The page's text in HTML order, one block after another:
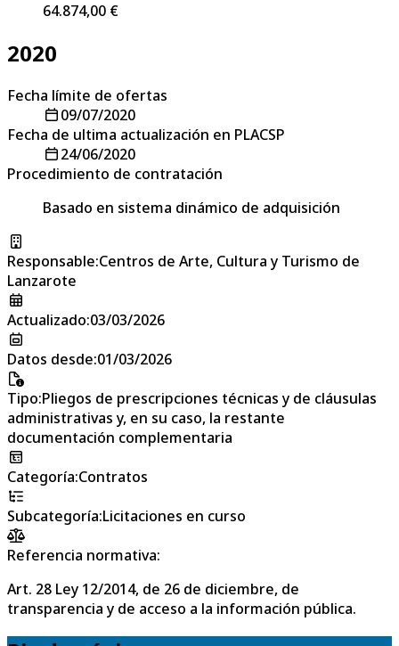
64.874,00 €
2020
Fecha límite de ofertas
09/07/2020
Fecha de ultima actualización en PLACSP
24/06/2020
Procedimiento de contratación
Basado en sistema dinámico de adquisición
Responsable:Centros de Arte, Cultura y Turismo de
Lanzarote
Actualizado:03/03/2026
Datos desde:01/03/2026
Tipo:Pliegos de prescripciones técnicas y de cláusulas
administrativas y, en su caso, la restante
documentación complementaria
Categoría:Contratos
Subcategoría:Licitaciones en curso
Referencia normativa:
Art. 28 Ley 12/2014, de 26 de diciembre, de
transparencia y de acceso a la información pública.